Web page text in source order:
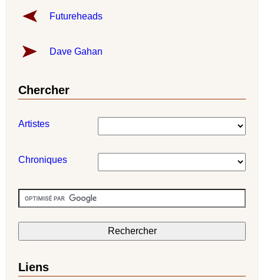
Futureheads
Dave Gahan
Chercher
Artistes
Chroniques
Liens